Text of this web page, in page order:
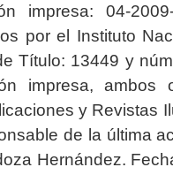
impresa: 04-2009-
por el Instituto
Título: 13449 y
impresa, ambos
y Revistas
de la última
Hernández.